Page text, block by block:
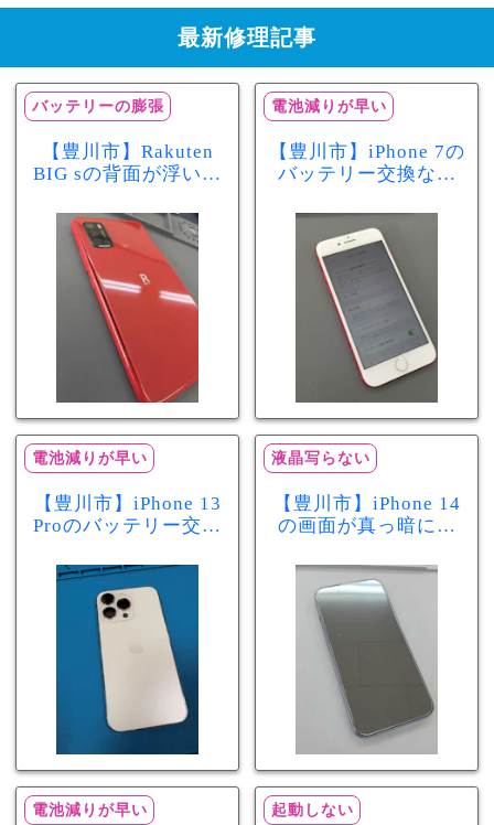
最新修理記事
バッテリーの膨張
【豊川市】Rakuten
BIG sの背面が浮いて
リー膨張のサインか
もしれません！バッ
テリー交換修理事例
電池減りが早い
【豊川市】iPhone 7の
バッテリー交換なら
最大容量70％で電池
の減りが早い症状も
当日60分で改善
電池減りが早い
【豊川市】iPhone 13
Proのバッテリー交換
が早い症状も当日90
分で改善
液晶写らない
【豊川市】iPhone 14
の画面が真っ暗に…
修理！データそのま
まで復旧しました
電池減りが早い 起動しない